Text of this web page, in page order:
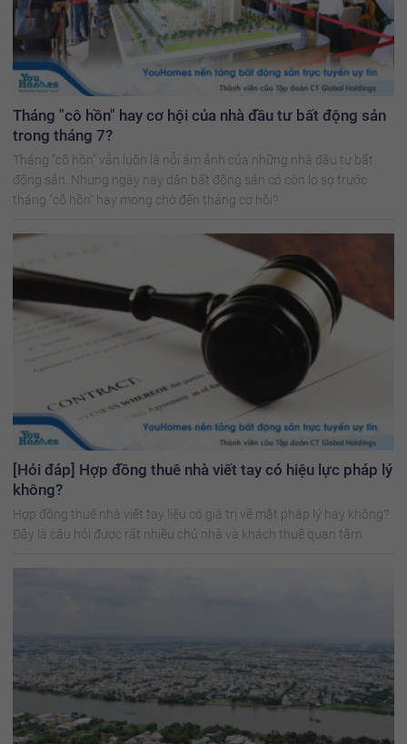
Tháng "cô hồn" hay cơ hội của nhà đầu tư bất động sản
trong tháng 7?
Tháng "cô hồn" vẫn luôn là nỗi ám ảnh của những nhà đầu tư bất
động sản. Nhưng ngày nay dân bất động sản có còn lo sợ trước
tháng "cô hồn" hay mong chờ đến tháng cơ hội?
[Hỏi đáp] Hợp đồng thuê nhà viết tay có hiệu lực pháp lý
không?
Hợp đồng thuê nhà viết tay liệu có giá trị về mặt pháp lý hay không?
Đây là câu hỏi được rất nhiều chủ nhà và khách thuê quan tâm.